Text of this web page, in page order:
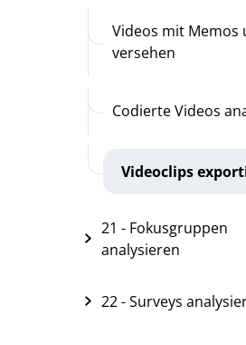
Videos mit Memos
versehen
Codierte Videos
Videoclips
21 - Fokusgruppen
analysieren
22 - Surveys